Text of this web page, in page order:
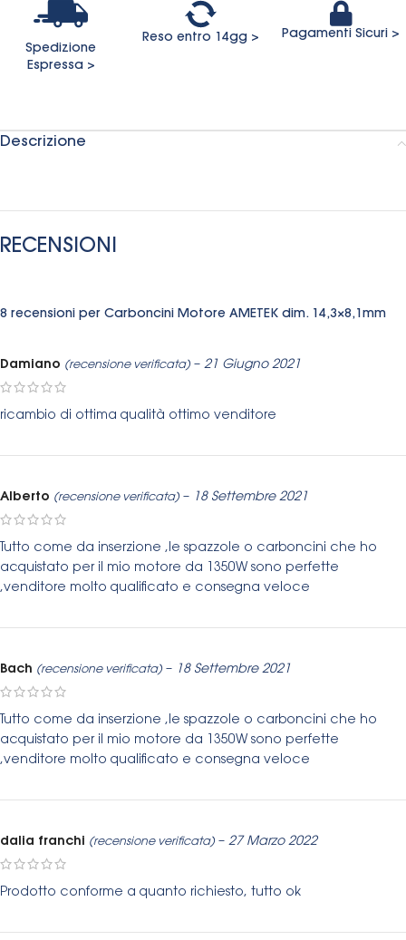
Spedizione
Espressa >
Reso entro 14gg > Pagamenti Sicuri >
Descrizione
RECENSIONI
8 recensioni per Carboncini Motore AMETEK dim. 14,3×8,1mm
Damiano (recensione verificata) – 21 Giugno 2021
ricambio di ottima qualità ottimo venditore
Alberto (recensione verificata) – 18 Settembre 2021
Tutto come da inserzione ,le spazzole o carboncini che ho
acquistato per il mio motore da 1350W sono perfette
,venditore molto qualificato e consegna veloce
Bach (recensione verificata) – 18 Settembre 2021
Tutto come da inserzione ,le spazzole o carboncini che ho
acquistato per il mio motore da 1350W sono perfette
,venditore molto qualificato e consegna veloce
dalia franchi (recensione verificata) – 27 Marzo 2022
Prodotto conforme a quanto richiesto, tutto ok